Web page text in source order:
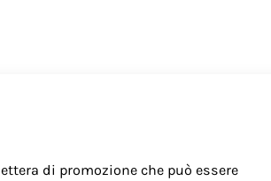
di promozione che può essere